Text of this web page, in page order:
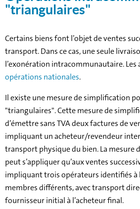
"triangulaires"
Certains biens font l’objet de ventes
transport. Dans ce cas, une seule
l’exonération intracommunautaire. Les
opérations nationales.
Il existe une mesure de simplification
"triangulaires". Cette mesure de
d’émettre sans TVA deux factures de
impliquant un acheteur/revendeur
transport physique du bien. La mesure
peut s’appliquer qu’aux ventes
impliquant trois opérateurs identifiés à
membres différents, avec transport
fournisseur initial à l’acheteur final.